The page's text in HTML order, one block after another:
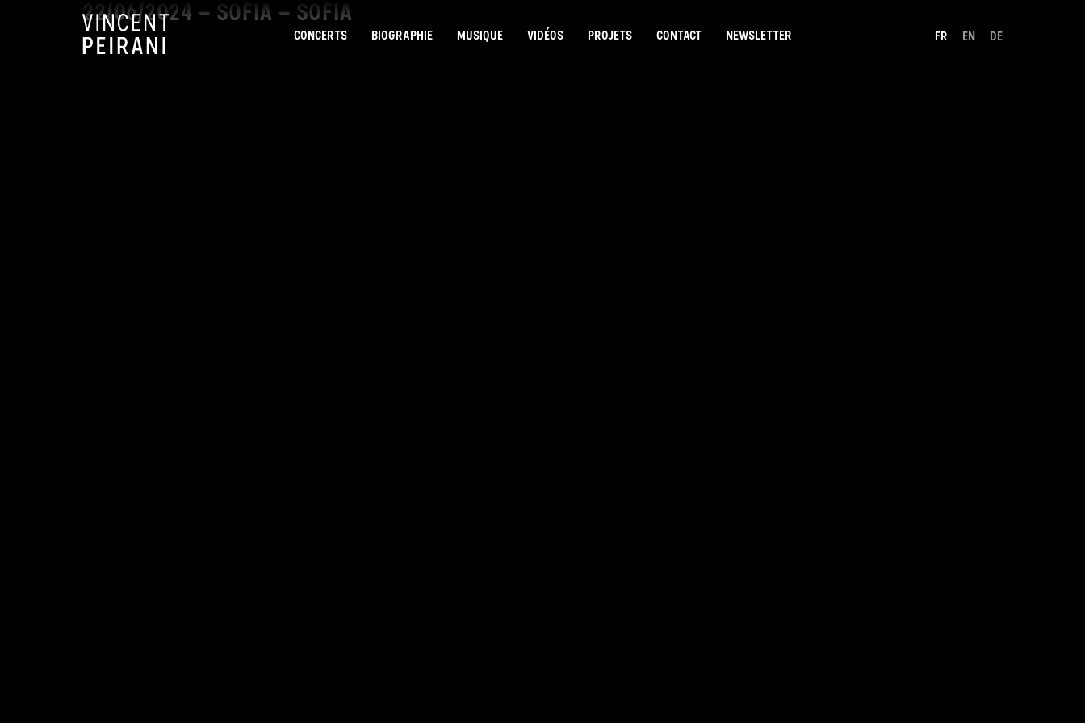
CONCERTS BIOGRAPHIE MUSIQUE VIDÉOS PROJETS CONTACT NEWSLETTER FR EN DE
22/06/2024 – SOFIA – SOFIA